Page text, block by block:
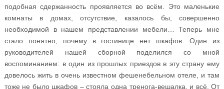
подобная сдержанность проявляется во всём. Это маленькие
комнаты в домах, отсутствие, казалось бы, совершенно
необходимой в нашем представлении мебели… Теперь мне
стало понятно, почему в гостинице нет шкафов. Один из
руководителей нашей сборной поделился со мной
воспоминанием: в один из прошлых приездов в эту страну ему
довелось жить в очень известном фешенебельном отеле, и там
тоже не было шкафов – стояла одна тренога-вешалка, и всё. От